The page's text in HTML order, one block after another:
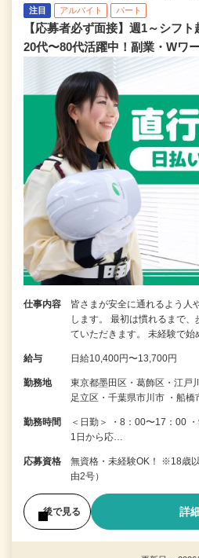
注目 アルバイト パート
【応募者必ず面接】週1～シフ
20代〜80代活躍中！副業・Wワ
仕事内容
皆さまが安全に通れるよう人
します。 最初は慣れるまで
ていただきます。 未経験で始
給与 日給10,400円〜13,700円
勤務地
東京都墨田区・葛飾区・江戸
足立区・千葉県市川市 ・船橋
勤務時間
＜日勤＞ ・8：00〜17：00
1日から応…
応募資格
無資格・未経験OK！ ※18歳
由2号）
後で見る 詳